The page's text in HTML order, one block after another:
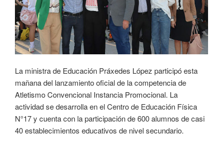
La ministra de Educación Práxedes López participó esta
mañana del lanzamiento oficial de la competencia de
Atletismo Convencional Instancia Promocional. La
actividad se desarrolla en el Centro de Educación Física
N°17 y cuenta con la participación de 600 alumnos de casi
40 establecimientos educativos de nivel secundario.